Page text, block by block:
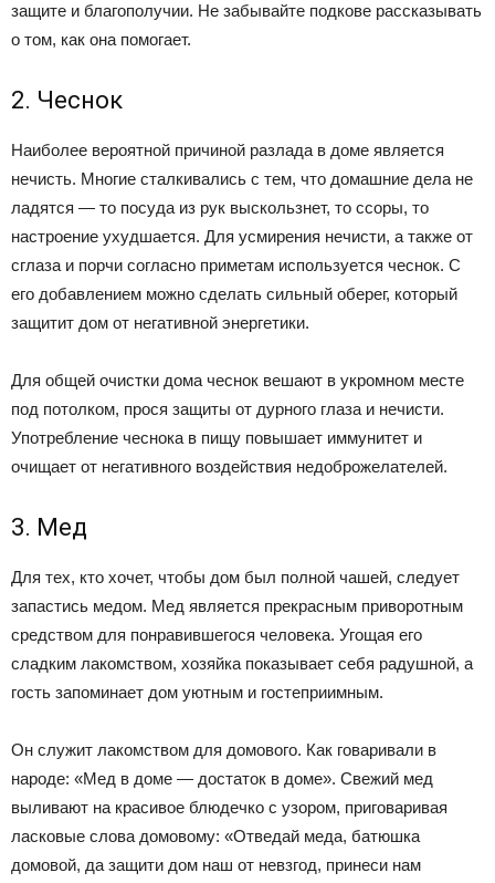
защите и благополучии. Не забывайте подкове рассказывать
о том, как она помогает.
2. Чеснок
Наиболее вероятной причиной разлада в доме является
нечисть. Многие сталкивались с тем, что домашние дела не
ладятся — то посуда из рук выскользнет, то ссоры, то
настроение ухудшается. Для усмирения нечисти, а также от
сглаза и порчи согласно приметам используется чеснок. С
его добавлением можно сделать сильный оберег, который
защитит дом от негативной энергетики.
Для общей очистки дома чеснок вешают в укромном месте
под потолком, прося защиты от дурного глаза и нечисти.
Употребление чеснока в пищу повышает иммунитет и
очищает от негативного воздействия недоброжелателей.
3. Мед
Для тех, кто хочет, чтобы дом был полной чашей, следует
запастись медом. Мед является прекрасным приворотным
средством для понравившегося человека. Угощая его
сладким лакомством, хозяйка показывает себя радушной, а
гость запоминает дом уютным и гостеприимным.
Он служит лакомством для домового. Как говаривали в
народе: «Мед в доме — достаток в доме». Свежий мед
выливают на красивое блюдечко с узором, приговаривая
ласковые слова домовому: «Отведай меда, батюшка
домовой, да защити дом наш от невзгод, принеси нам